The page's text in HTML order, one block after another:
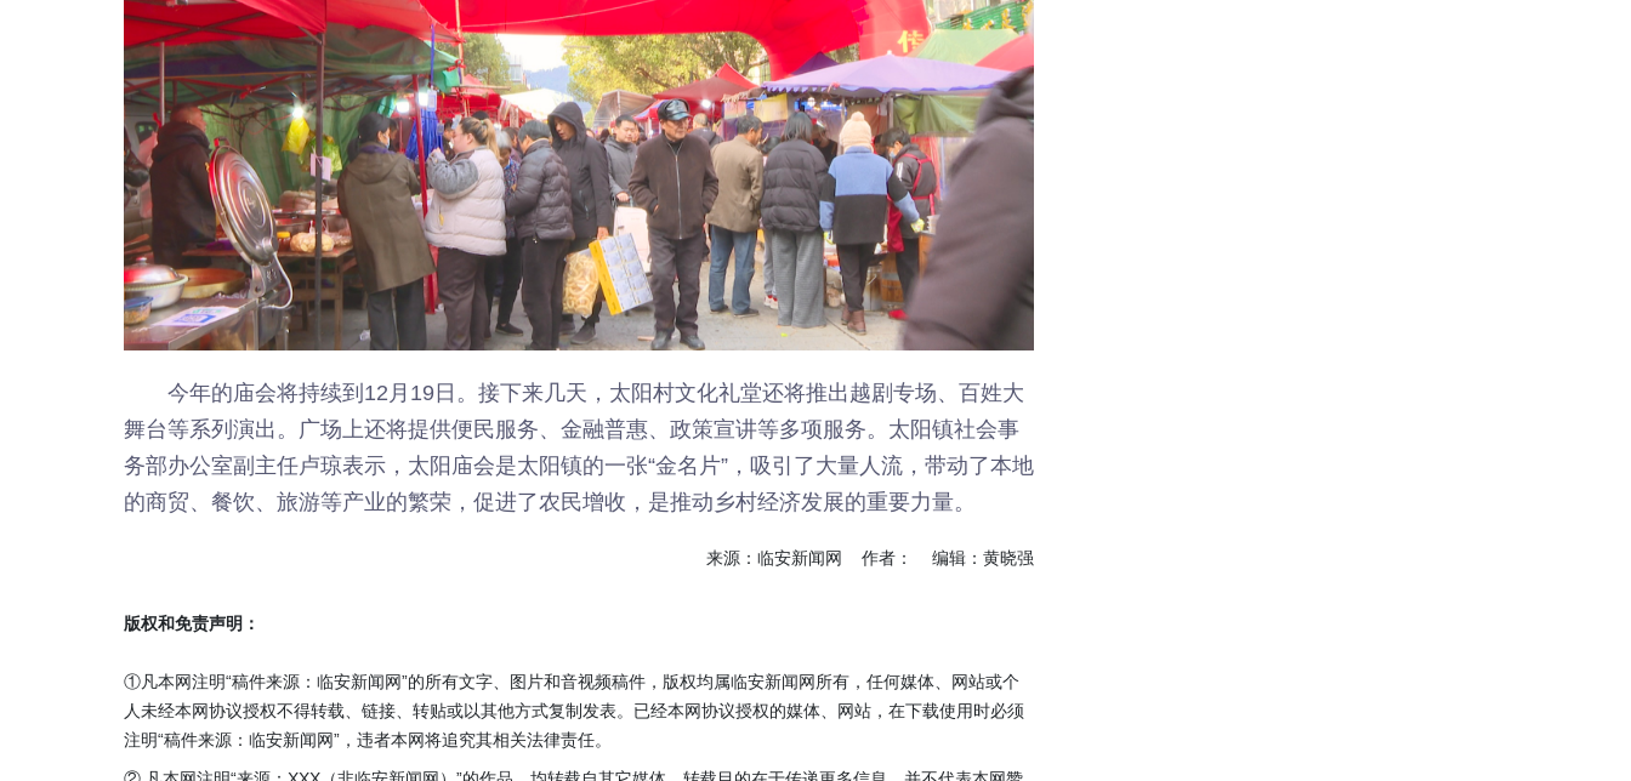
今年的庙会将持续到12月19日。接下来几天，太阳村文化礼堂还将推出越剧专场、百姓大
舞台等系列演出。广场上还将提供便民服务、金融普惠、政策宣讲等多项服务。太阳镇社会事
务部办公室副主任卢琼表示，太阳庙会是太阳镇的一张“金名片”，吸引了大量人流，带动了本地
的商贸、餐饮、旅游等产业的繁荣，促进了农民增收，是推动乡村经济发展的重要力量。
来源：临安新闻网 作者： 编辑：黄晓强
版权和免责声明：
①凡本网注明“稿件来源：临安新闻网”的所有文字、图片和音视频稿件，版权均属临安新闻网所有，任何媒体、网站或个
人未经本网协议授权不得转载、链接、转贴或以其他方式复制发表。已经本网协议授权的媒体、网站，在下载使用时必须
注明“稿件来源：临安新闻网”，违者本网将追究其相关法律责任。